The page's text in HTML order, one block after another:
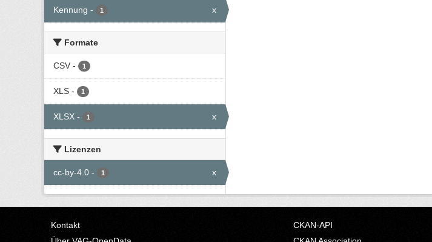
Kennung - 1 x
Formate
CSV - 1
XLS - 1
XLSX - 1 x
Lizenzen
cc-by-4.0 - 1 x
Kontakt
CKAN-API